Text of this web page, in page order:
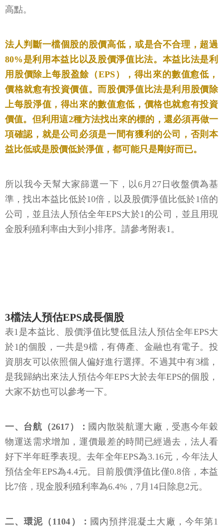
高點。
法人判斷一檔個股的股價高低，或是合不合理，超過
80%是利用本益比以及股價淨值比法。本益比法是利
用股價除上每股盈餘（EPS），得出來的數值愈低，
價格就愈有投資價值。而股價淨值比法是利用股價除
上每股淨值，得出來的數值愈低，價格也就愈有投資
價值。 但利用這2種方法找出來的標的，還必須再做一
項確認，就是公司必須是一間有獲利的公司，否則本
益比低或是股價低於淨值，都可能只是剛好而已。
所以我今天幫大家篩選一下，以6月27日收盤價為基
準，找出本益比低於10倍，以及股價淨值比低於1倍的
公司，並且法人預估全年EPS大於1的公司，並且用現
金股利殖利率由大到小排序。請參考附表1。
3檔法人預估EPS成長個股
表1是本益比、股價淨值比雙低且法人預估全年EPS大
於1的個股，一共是9檔，有傳產、金融也有電子。投
資朋友可以依照個人偏好進行選擇。不過其中有3檔，
是我歸納出來法人預估今年EPS大於去年EPS的個股，
大家不妨也可以參考一下。
一、台航（2617）： 國內散裝航運大廠，受惠今年穀
物運送需求增加，運價最差的時間已經過去，法人看
好下半年旺季表現。去年全年EPS為3.16元，今年法人
預估全年EPS為4.4元。目前股價淨值比僅0.8倍，本益
比7倍，現金股利殖利率為6.4%，7月14日除息2元。
二、環泥（1104）： 國內預拌混凝土大廠，今年第1